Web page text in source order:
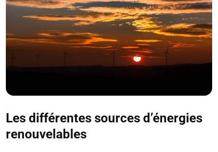
Les différentes sources d’énergies
renouvelables